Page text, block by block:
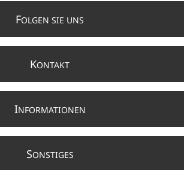
FOLGEN SIE UNS
KONTAKT
INFORMATIONEN
SONSTIGES